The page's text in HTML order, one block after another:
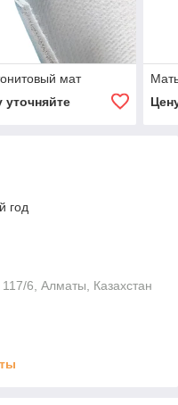
мат
уточняйте
год
6, Алматы, Казахстан